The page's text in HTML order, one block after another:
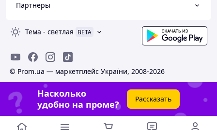
Партнеры
Тема - светлая BETA
© Prom.ua — маркетплейс України, 2008-2026
Насколько
удобно на проме?
Рассказать